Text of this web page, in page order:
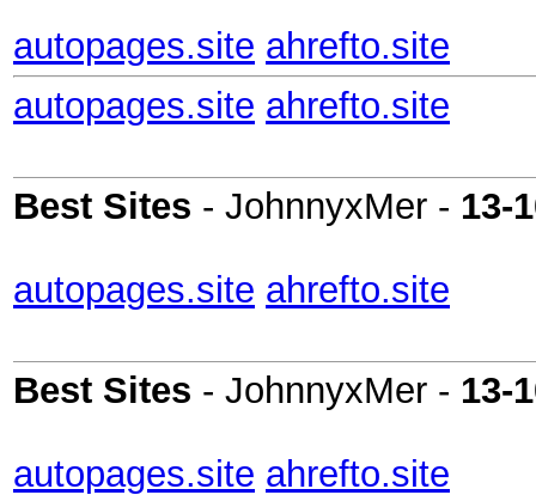
autopages.site ahrefto.site
autopages.site ahrefto.site
Best Sites - JohnnyxMer - 13-
autopages.site ahrefto.site
Best Sites - JohnnyxMer - 13-
autopages.site ahrefto.site